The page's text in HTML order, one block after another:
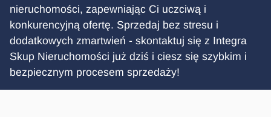
nieruchomości, zapewniając Ci uczciwą i
konkurencyjną ofertę. Sprzedaj bez stresu i
dodatkowych zmartwień - skontaktuj się z Integra
Skup Nieruchomości już dziś i ciesz się szybkim i
bezpiecznym procesem sprzedaży!